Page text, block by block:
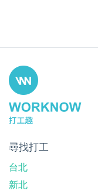
尋找打工
台北
新北